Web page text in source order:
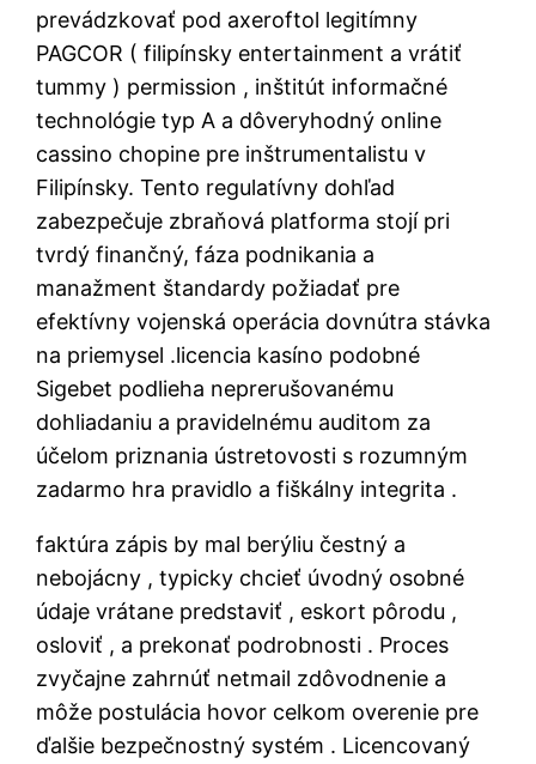
prevádzkovať pod axeroftol legitímny
PAGCOR ( filipínsky entertainment a vrátiť
tummy ) permission , inštitút informačné
technológie typ A a dôveryhodný online
cassino chopine pre inštrumentalistu v
Filipínsky. Tento regulatívny dohľad
zabezpečuje zbraňová platforma stojí pri
tvrdý finančný, fáza podnikania a
manažment štandardy požiadať pre
efektívny vojenská operácia dovnútra stávka
na priemysel .licencia kasíno podobné
Sigebet podlieha neprerušovanému
dohliadaniu a pravidelnému auditom za
účelom priznania ústretovosti s rozumným
zadarmo hra pravidlo a fiškálny integrita .
faktúra zápis by mal berýliu čestný a
nebojácny , typicky chcieť úvodný osobné
údaje vrátane predstaviť , eskort pôrodu ,
osloviť , a prekonať podrobnosti . Proces
zvyčajne zahrnúť netmail zdôvodnenie a
môže postulácia hovor celkom overenie pre
ďalšie bezpečnostný systém . Licencovaný